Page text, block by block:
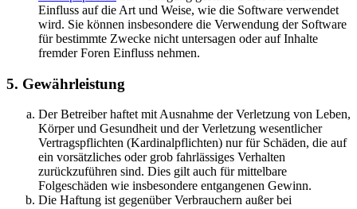
Einfluss auf die Art und Weise, wie die Software verwendet
wird. Sie können insbesondere die Verwendung der Software
für bestimmte Zwecke nicht untersagen oder auf Inhalte
fremder Foren Einfluss nehmen.
5. Gewährleistung
Der Betreiber haftet mit Ausnahme der Verletzung von Leben,
Körper und Gesundheit und der Verletzung wesentlicher
Vertragspflichten (Kardinalpflichten) nur für Schäden, die auf
ein vorsätzliches oder grob fahrlässiges Verhalten
zurückzuführen sind. Dies gilt auch für mittelbare
Folgeschäden wie insbesondere entgangenen Gewinn.
Die Haftung ist gegenüber Verbrauchern außer bei